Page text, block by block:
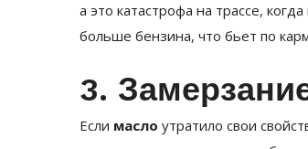
а это катастрофа на трассе,
больше бензина, что бьет по
3.
Если масло утратило свои